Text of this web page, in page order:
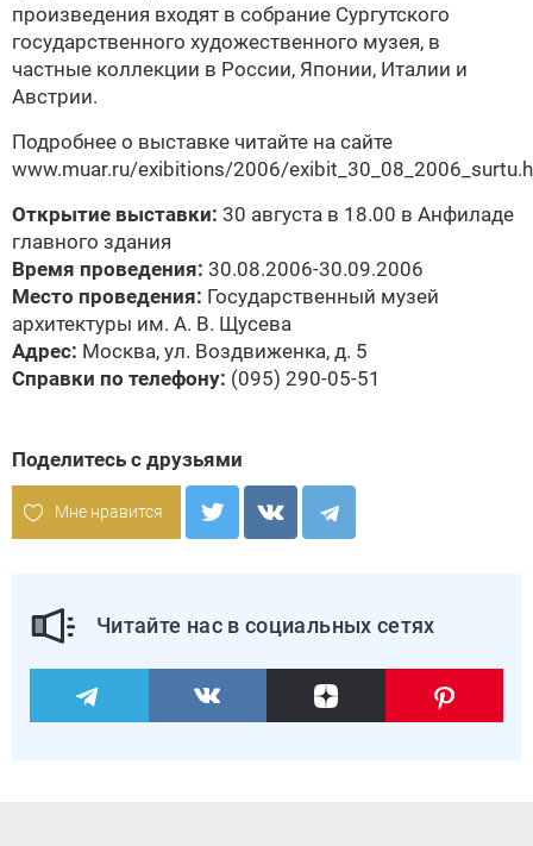
произведения входят в собрание Сургутского
государственного художественного музея, в
частные коллекции в России, Японии, Италии и
Австрии.
Подробнее о выставке читайте на сайте
www.muar.ru/exibitions/2006/
Открытие выставки: 30 августа в 18.00 в Анфиладе
главного здания
Время проведения: 30.08.2006-30.09.2006
Место проведения: Государственный музей
архитектуры им. А. В. Щусева
Адрес: Москва, ул. Воздвиженка, д. 5
Справки по телефону: (095) 290-05-51
Поделитесь с друзьями
Мне нравится
Читайте нас в социальных сетях